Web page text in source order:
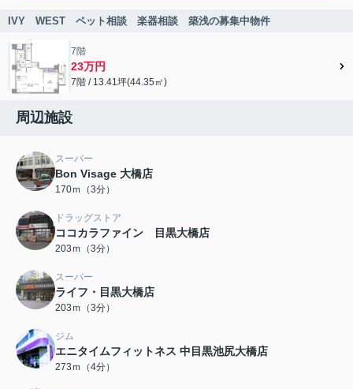
IVY WEST ペット相談 楽器相談 築浅の募集中物件
7階
23万円
7階 / 13.41坪(44.35㎡)
周辺施設
スーパー
Bon Visage 大橋店
170ｍ（3分）
ドラッグストア
ココカラファイン 目黒大橋店
203ｍ（3分）
スーパー
ライフ・目黒大橋店
203ｍ（3分）
ジム
エニタイムフィットネス 中目黒池尻大橋店
273ｍ（4分）